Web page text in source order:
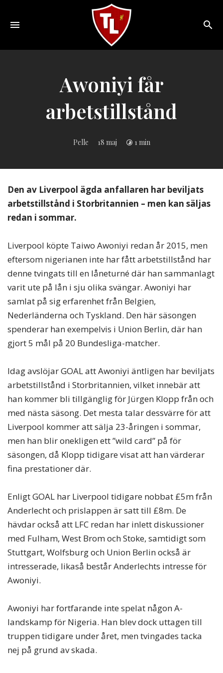
Sveriges
online
magazine!
Awoniyi får
arbetstillstånd
Pelle 18 maj 1 min
Den av Liverpool ägda anfallaren har beviljats
arbetstillstånd i Storbritannien – men kan säljas
redan i sommar.
Liverpool köpte Taiwo Awoniyi redan år 2015, men
eftersom nigerianen inte har fått arbetstillstånd har
denne tvingats till en låneturné där han sammanlagt
varit ute på lån i sju olika svängar. Awoniyi har
samlat på sig erfarenhet från Belgien,
Nederländerna och Tyskland. Den här säsongen
spenderar han exempelvis i Union Berlin, där han
gjort 5 mål på 20 Bundesliga-matcher.
Idag avslöjar GOAL att Awoniyi äntligen har beviljats
arbetstillstånd i Storbritannien, vilket innebär att
han kommer bli tillgänglig för Jürgen Klopp från och
med nästa säsong. Det mesta talar dessvärre för att
Liverpool kommer att sälja 23-åringen i sommar,
men han blir onekligen ett ”wild card” på för
säsongen, då Klopp tidigare visat att han värderar
fina prestationer där.
Enligt GOAL har Liverpool tidigare nobbat £5m från
Anderlecht och prislappen är satt till £8m. De
hävdar också att LFC redan har inlett diskussioner
med Fulham, West Brom och Stoke, samtidigt som
Stuttgart, Wolfsburg och Union Berlin också är
intresserade, likaså består Anderlechts intresse för
Awoniyi.
Awoniyi har fortfarande inte spelat någon A-
landskamp för Nigeria. Han blev dock uttagen till
truppen tidigare under året, men tvingades tacka
nej på grund av skada.